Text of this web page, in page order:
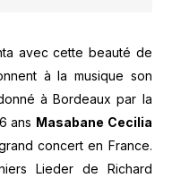
avec cette beauté de
à la musique son
à Bordeaux par la
ans Masabane Cecilia
concert en France.
Lieder de Richard